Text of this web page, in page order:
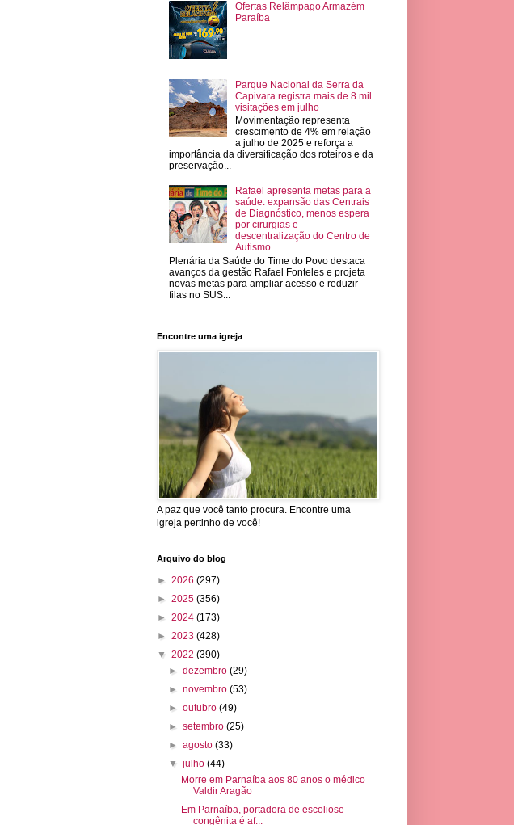
Ofertas Relâmpago Armazém
Paraíba
Parque Nacional da Serra da
Capivara registra mais de 8 mil
visitações em julho
Movimentação representa
crescimento de 4% em relação
a julho de 2025 e reforça a
importância da diversificação dos roteiros e da
preservação...
Rafael apresenta metas para a
saúde: expansão das Centrais
de Diagnóstico, menos espera
por cirurgias e
descentralização do Centro de
Autismo
Plenária da Saúde do Time do Povo destaca
avanços da gestão Rafael Fonteles e projeta
novas metas para ampliar acesso e reduzir
filas no SUS...
Encontre uma igreja
A paz que você tanto procura. Encontre uma
igreja pertinho de você!
Arquivo do blog
► 2026 (297)
► 2025 (356)
► 2024 (173)
► 2023 (428)
▼ 2022 (390)
►dezembro(29)
►novembro(53)
►outubro(49)
►setembro(25)
►agosto(33)
▼julho(44)
Morre em Parnaíba aos 80 anos o médico
Valdir Aragão
Em Parnaíba, portadora de escoliose
congênita é af...